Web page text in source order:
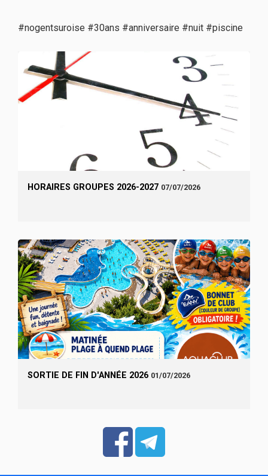
#nogentsuroise #30ans #anniversaire #nuit #piscine
HORAIRES GROUPES 2026-2027 07/07/2026
SORTIE DE FIN D'ANNÉE 2026 01/07/2026